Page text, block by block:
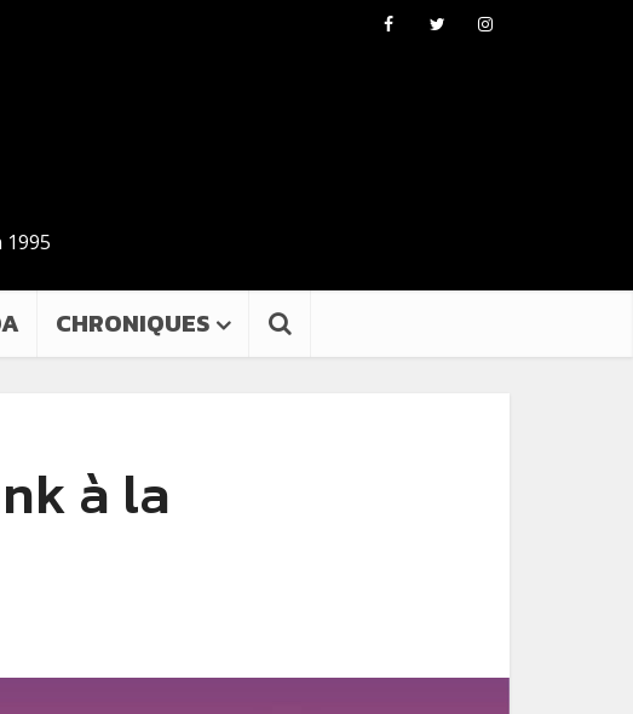
1995
CHRONIQUES
à la